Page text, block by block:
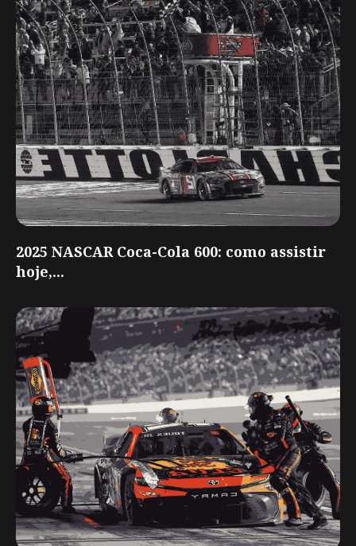
2025 NASCAR Coca-Cola 600: como assistir
hoje,...